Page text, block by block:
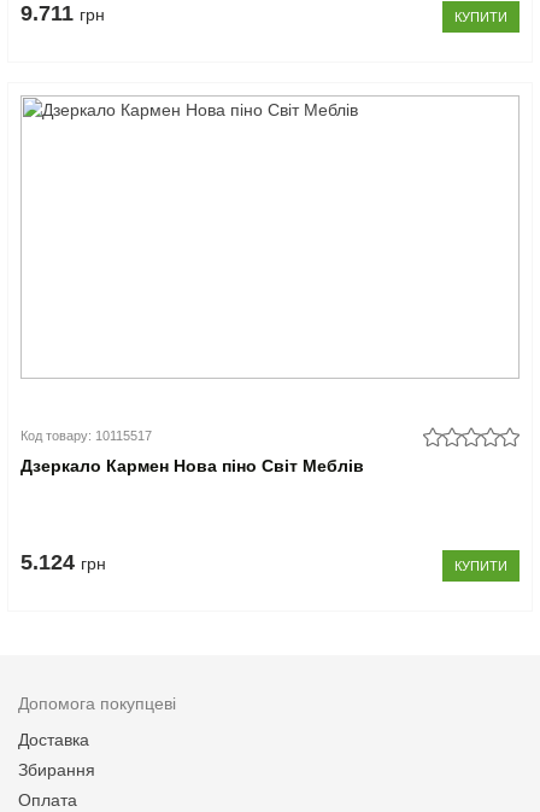
9.711 грн КУПИТИ
Код товару: 10115517
Дзеркало Кармен Нова піно Світ Меблів
5.124 грн КУПИТИ
Допомога покупцеві
Доставка
Збирання
Оплата